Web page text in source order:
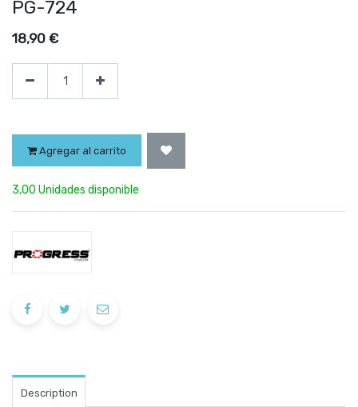
PG-724
18,90 €
Agregar al carrito
3,00 Unidades disponible
Description